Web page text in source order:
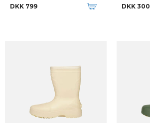
DKK 799
DKK 300